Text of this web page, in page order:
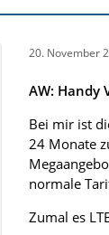
20. November
AW: Handy
Bei mir ist
24 Monate
normale
Zumal es